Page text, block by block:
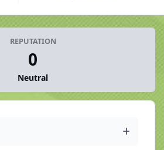
REPUTATION
0
Neutral